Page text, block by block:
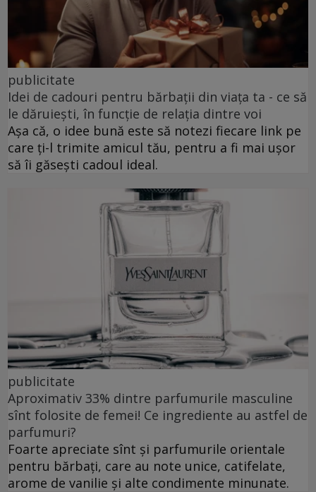
publicitate
Idei de cadouri pentru bărbații din viața ta - ce să
le dăruiești, în funcție de relația dintre voi
Așa că, o idee bună este să notezi fiecare link pe
care ți-l trimite amicul tău, pentru a fi mai ușor
să îi găsești cadoul ideal.
publicitate
Aproximativ 33% dintre parfumurile masculine
sînt folosite de femei! Ce ingrediente au astfel de
parfumuri?
Foarte apreciate sînt și parfumurile orientale
pentru bărbați, care au note unice, catifelate,
arome de vanilie și alte condimente minunate.